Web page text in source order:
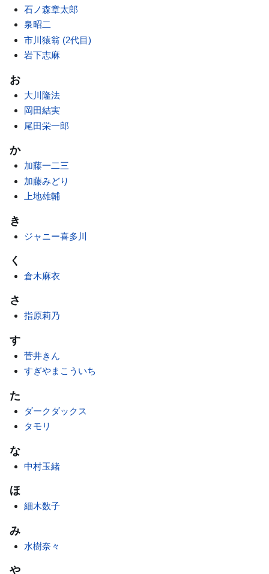
石ノ森章太郎
泉昭二
市川猿翁 (2代目)
岩下志麻
お
大川隆法
岡田結実
尾田栄一郎
か
加藤一二三
加藤みどり
上地雄輔
き
ジャニー喜多川
く
倉木麻衣
さ
指原莉乃
す
菅井きん
すぎやまこういち
た
ダークダックス
タモリ
な
中村玉緒
ほ
細木数子
み
水樹奈々
や